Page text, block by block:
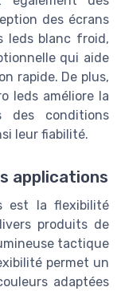
des écrans
leds blanc froid,
qui aide
rapide. De plus,
leds améliore la
des conditions
leur fiabilité.
applications
est la flexibilité
produits de
tactique
permet un
adaptées